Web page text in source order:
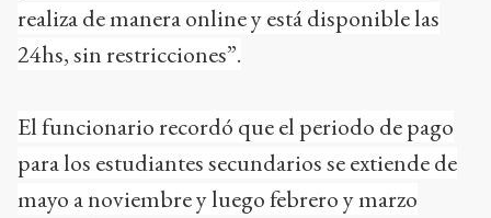
realiza de manera online y está disponible las
24hs, sin restricciones”.
El funcionario recordó que el periodo de pago
para los estudiantes secundarios se extiende de
mayo a noviembre y luego febrero y marzo